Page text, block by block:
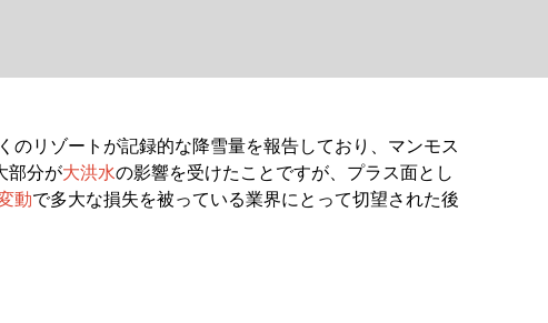
リゾートが記録的な降雪量を報告しており、マンモス
部分が大洪水の影響を受けたことですが、プラス面とし
動で多大な損失を被っている業界にとって切望された後